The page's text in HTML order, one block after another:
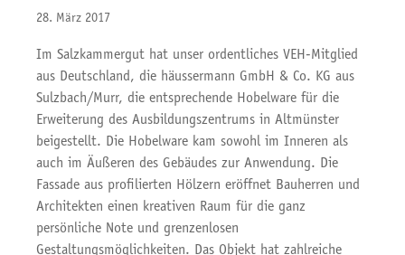
28. März 2017
Im Salzkammergut hat unser ordentliches VEH-Mitglied
aus Deutschland, die häussermann GmbH & Co. KG aus
Sulzbach/Murr, die entsprechende Hobelware für die
Erweiterung des Ausbildungszentrums in Altmünster
beigestellt. Die Hobelware kam sowohl im Inneren als
auch im Äußeren des Gebäudes zur Anwendung. Die
Fassade aus profilierten Hölzern eröffnet Bauherren und
Architekten einen kreativen Raum für die ganz
persönliche Note und grenzenlosen
Gestaltungsmöglichkeiten. Das Objekt hat zahlreiche